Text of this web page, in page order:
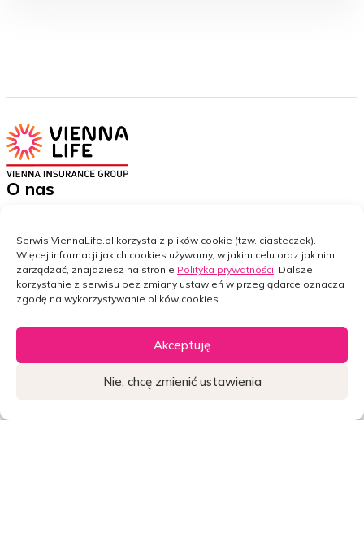
Serwis ViennaLife.pl korzysta z plików cookie (tzw. ciasteczek).
Więcej informacji jakich cookies używamy, w jakim celu oraz jak nimi
zarządzać, znajdziesz na stronie Polityka prywatności. Dalsze
korzystanie z serwisu bez zmiany ustawień w przeglądarce oznacza
zgodę na wykorzystywanie plików cookies.
Akceptuję
Nie, chcę zmienić ustawienia
O nas
Kariera
Zrównoważony rozwój
Aktualności
Centrum prasowe